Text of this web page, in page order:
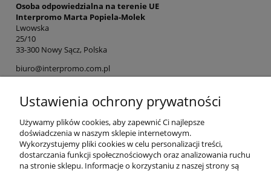
Osoba odpowiedzialna na terenie UE
Interpromo Marta Popiela-Molek
Lwowska
25/10
33-300 Nowy Sącz, Polska
biuro@interpromo.com.pl
512370470
Opinie o produkcie (0)
Weryfikujemy, które opinie pochodzą od klientów, którzy kupili
dany produkt. Wyświetlamy zarówno pozytywne, jak i negatywne
Ustawienia ochrony prywatności
Używamy plików cookies, aby zapewnić Ci najlepsze
doświadczenia w naszym sklepie internetowym.
Wykorzystujemy pliki cookies w celu personalizacji treści,
dostarczania funkcji społecznościowych oraz analizowania ruchu
na stronie sklepu. Informacje o korzystaniu z naszej strony są